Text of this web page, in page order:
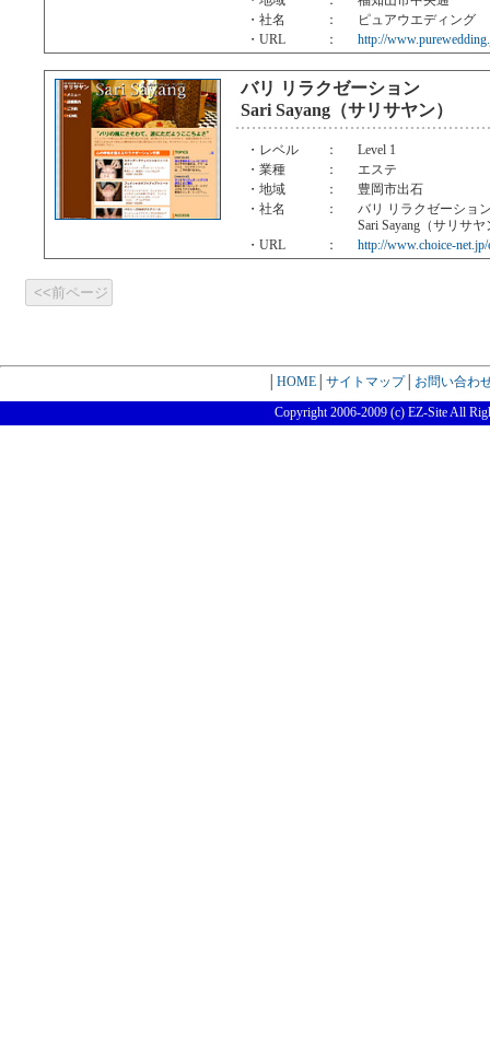
・社名
：
ピュアウエディング
・URL
： http://
バリ リラクゼーション
Sari Sayang（サリサヤン）
・レベル ：
Level 1
・業種
：
エステ
・地域
：
豊岡市出石
・社名
：
バリ リラクゼーショ
Sari Sayang（サリサヤ
・URL
： http://www.choice-net.jp/